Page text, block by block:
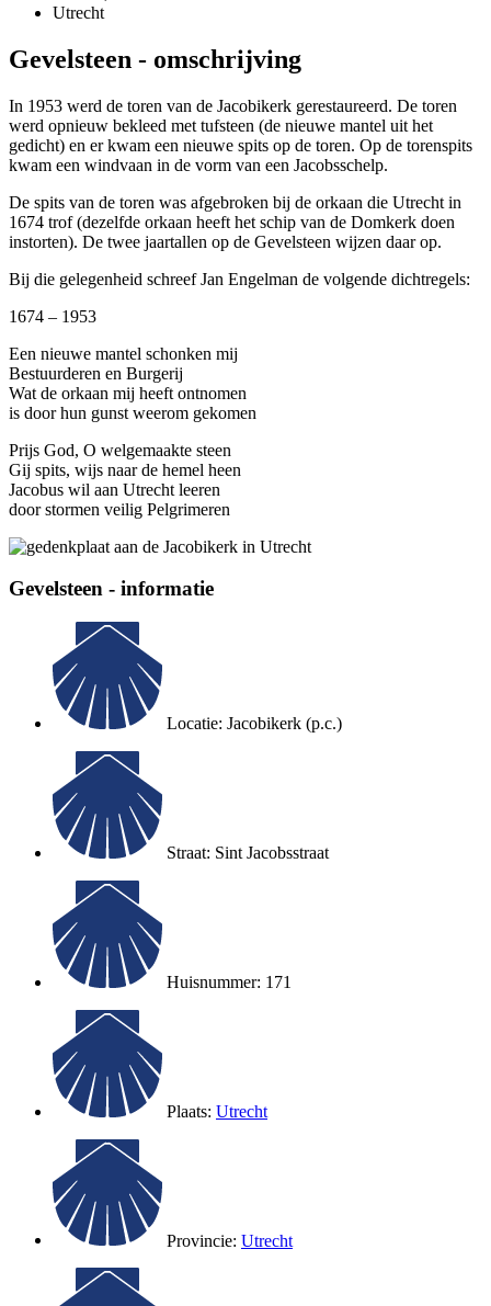
Utrecht
Gevelsteen - omschrijving
In 1953 werd de toren van de Jacobikerk gerestaureerd. De toren
werd opnieuw bekleed met tufsteen (de nieuwe mantel uit het
gedicht) en er kwam een nieuwe spits op de toren. Op de torenspits
kwam een windvaan in de vorm van een Jacobsschelp.
De spits van de toren was afgebroken bij de orkaan die Utrecht in
1674 trof (dezelfde orkaan heeft het schip van de Domkerk doen
instorten). De twee jaartallen op de Gevelsteen wijzen daar op.
Bij die gelegenheid schreef Jan Engelman de volgende dichtregels:
1674 – 1953
Een nieuwe mantel schonken mij
Bestuurderen en Burgerij
Wat de orkaan mij heeft ontnomen
is door hun gunst weerom gekomen
Prijs God, O welgemaakte steen
Gij spits, wijs naar de hemel heen
Jacobus wil aan Utrecht leeren
door stormen veilig Pelgrimeren
Gevelsteen - informatie
Locatie: Jacobikerk (p.c.)
Straat: Sint Jacobsstraat
Huisnummer: 171
Plaats: Utrecht
Provincie: Utrecht